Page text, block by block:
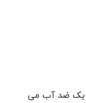
یک ضد آب می